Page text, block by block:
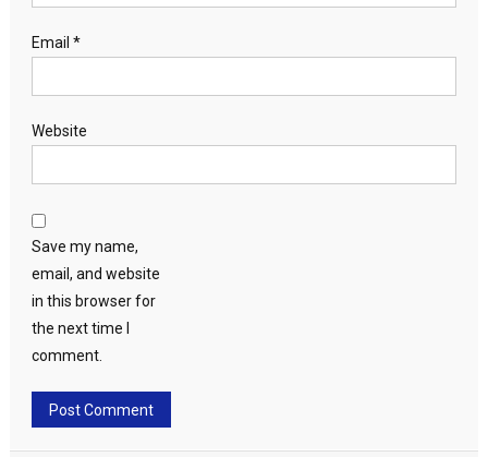
Email *
Website
Save my name,
email, and website
in this browser for
the next time I
comment.